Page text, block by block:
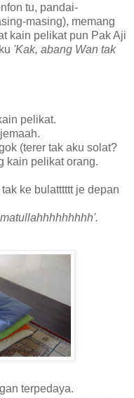
tu, pandai-
masing), memang
kain pelikat pun Pak Aji
'Kak, abang Wan tak
pelikat.
(terer tak aku solat?
kain pelikat orang.
ke bulatttttt je depan
terpedaya.